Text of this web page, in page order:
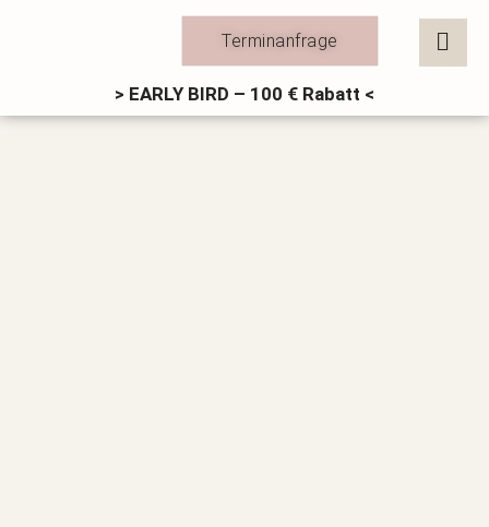
Terminanfrage
> EARLY BIRD – 100 € Rabatt <